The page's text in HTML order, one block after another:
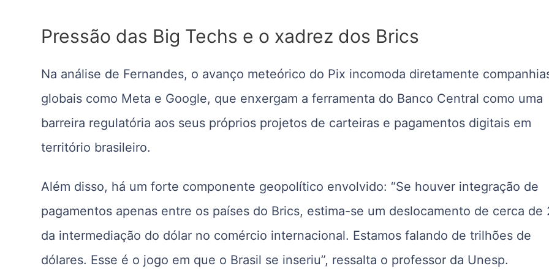
Pressão das Big Techs e o xadrez dos Brics
Na análise de Fernandes, o avanço meteórico do Pix incomoda diretamente
globais como Meta e Google, que enxergam a ferramenta do Banco Central como uma
barreira regulatória aos seus próprios projetos de carteiras e pagamentos digitais em
território brasileiro.
Além disso, há um forte componente geopolítico envolvido: “Se houver integração de
pagamentos apenas entre os países do Brics, estima-se um deslocamento de cerca de
da intermediação do dólar no comércio internacional. Estamos falando de trilhões de
dólares. Esse é o jogo em que o Brasil se inseriu”, ressalta o professor da Unesp.